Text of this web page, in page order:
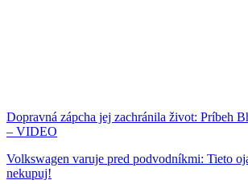
Dopravná zápcha jej zachránila život: Príbeh
– VIDEO
Volkswagen varuje pred podvodníkmi: Tieto
nekupuj!